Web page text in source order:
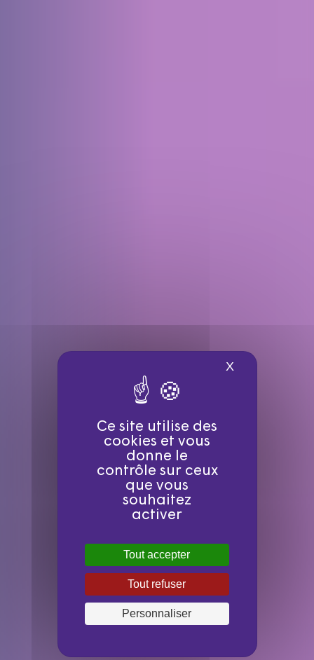
Ce site utilise des
cookies et vous
donne le
contrôle sur ceux
que vous
souhaitez
activer
Tout accepter
Tout refuser
Personnaliser
XMasquer le